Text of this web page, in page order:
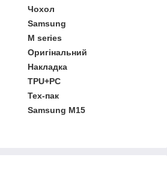
Чохол
Samsung
M series
Оригінальний
Накладка
TPU+PC
Тех-пак
Samsung M15